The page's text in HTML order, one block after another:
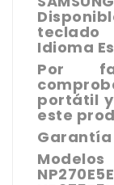
teclado
Idioma
Por
portátil
este
Garantía